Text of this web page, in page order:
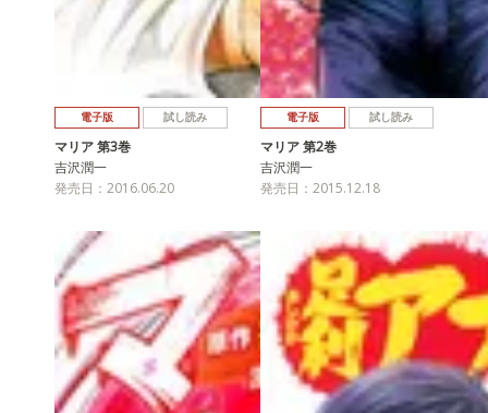
電子版 試し読み
マリア 第3巻
吉沢潤一
発売日：2016.06.20
電子版 試し読み
マリア 第2巻
吉沢潤一
発売日：2015.12.18